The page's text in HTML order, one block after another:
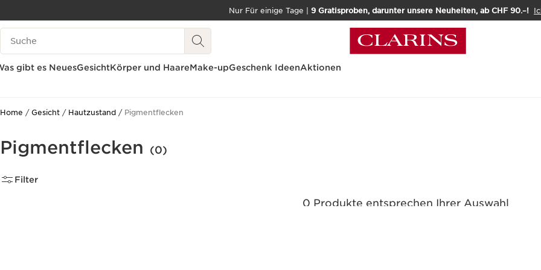
WEITER ZUM INHALT
BARRIEREFREIHEITSWERKZEUG
Nur Für einige Tage | 9 Gratisproben, darunter unsere Neuheiten, ab CHF 90.–!
Legende suchen
gibt es NeuesGesichtKörper und HaareMake-upGeschenk IdeenAktionen
Home Gesicht Hautzustand Pigmentflecken
Pigmentflecken (0)
Filter
0 Produkte entsprechen Ihrer Auswahl